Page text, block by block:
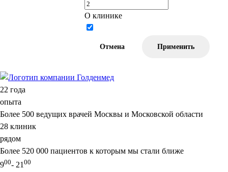
О клинике
Отмена Применить
22 года
опыта
Более 500 ведущих врачей Москвы и Московской области
28 клиник
рядом
Более 520 000 пациентов к которым мы стали ближе
900- 21 00